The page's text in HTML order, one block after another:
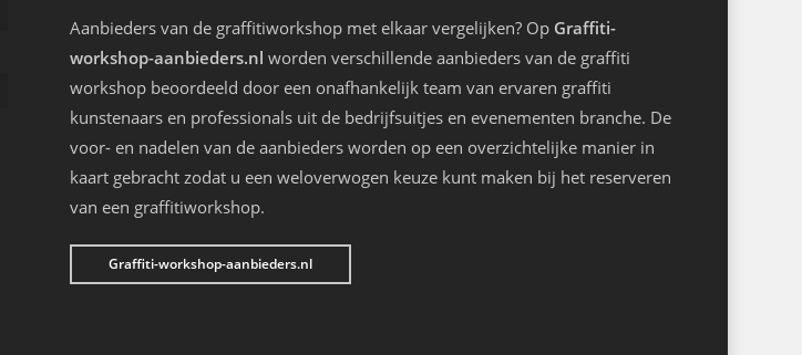
Aanbieders van de graffitiworkshop met elkaar vergelijken? Op Graffiti-
workshop-aanbieders.nl worden verschillende aanbieders van de graffiti
workshop beoordeeld door een onafhankelijk team van ervaren graffiti
kunstenaars en professionals uit de bedrijfsuitjes en evenementen branche. De
voor- en nadelen van de aanbieders worden op een overzichtelijke manier in
kaart gebracht zodat u een weloverwogen keuze kunt maken bij het reserveren
van een graffitiworkshop.
Graffiti-workshop-aanbieders.nl